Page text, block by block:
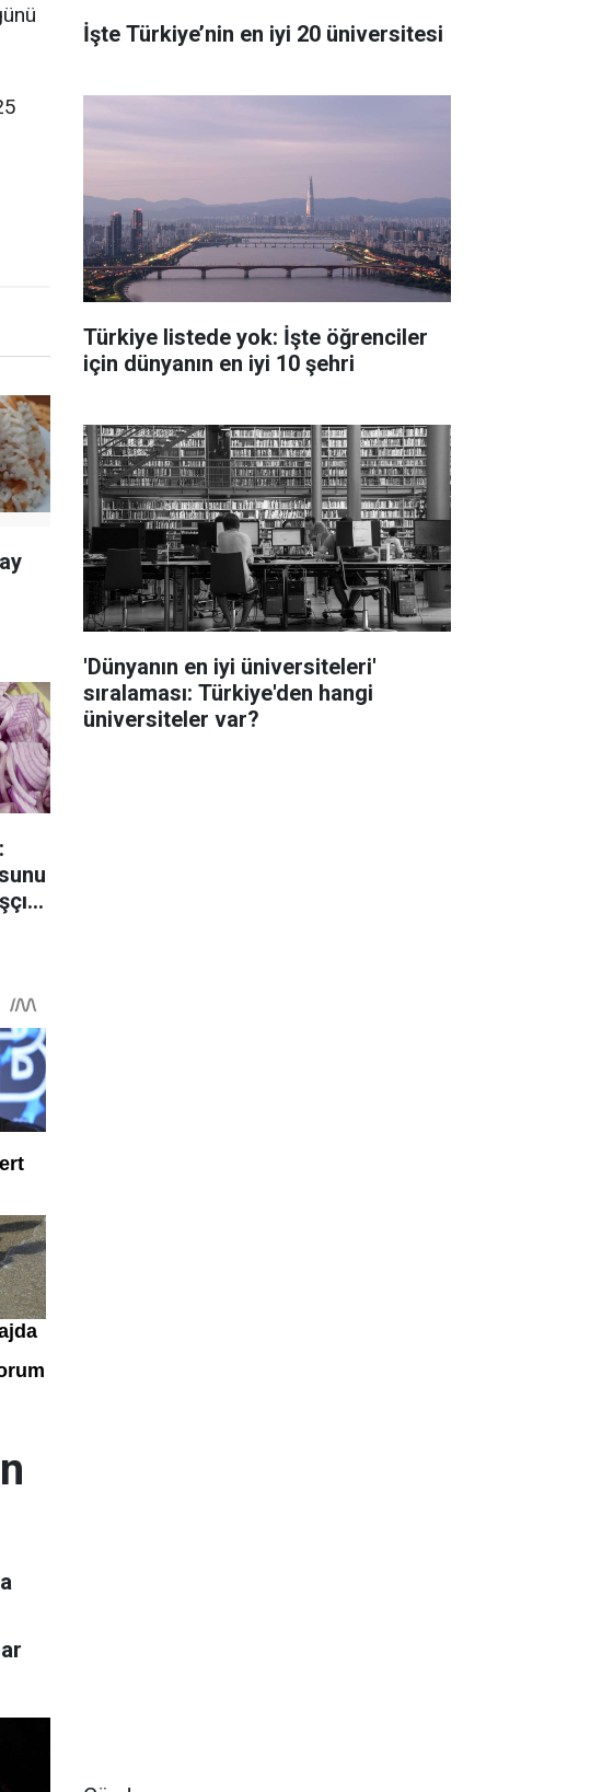
İşte Türkiye’nin en iyi 20 üniversitesi
Türkiye listede yok: İşte öğrenciler
için dünyanın en iyi 10 şehri
'Dünyanın en iyi üniversiteleri'
sıralaması: Türkiye'den hangi
üniversiteler var?